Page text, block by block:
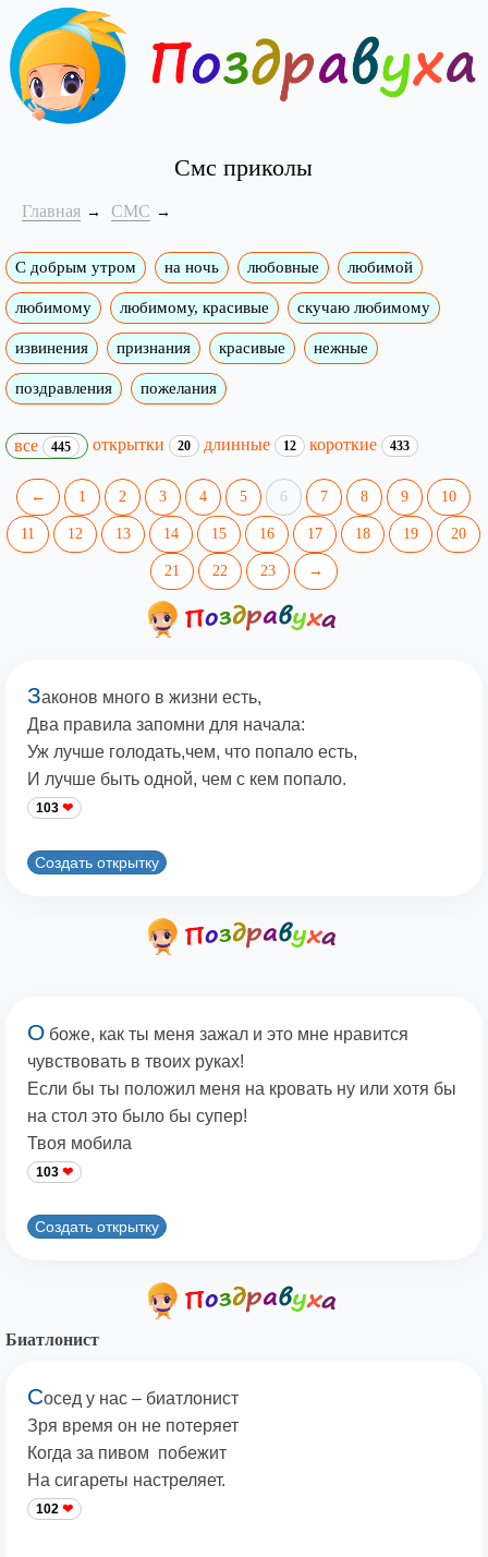
Смс приколы
Главная СМС
С добрым утром на ночь любовные любимой
любимому любимому, красивые скучаю любимому
извинения признания красивые нежные
поздравления пожелания
все 445 открытки 20 длинные 12 короткие 433
← 1 2 3 4 5 6 7 8 9 10
11 12 13 14 15 16 17 18 19 20
21 22 23 →
Законов много в жизни есть,
Два правила запомни для начала:
Уж лучше голодать,чем, что попало есть,
И лучше быть одной, чем с кем попало.
103
Создать открытку
О боже, как ты меня зажал и это мне нравится
чувствовать в твоих руках!
Если бы ты положил меня на кровать ну или хотя бы
на стол это было бы супер!
Твоя мобила
103
Создать открытку
Биатлонист
Сосед у нас – биатлонист
Зря время он не потеряет
Когда за пивом побежит
На сигареты настреляет.
102